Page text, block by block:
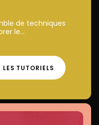
de techniques
le...
TUTORIELS